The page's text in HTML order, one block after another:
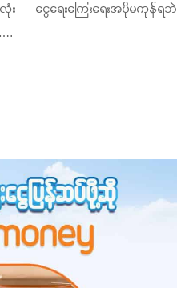
း ငွေရေးကြေးရေးအပိုမကုန်ရဘဲ
….